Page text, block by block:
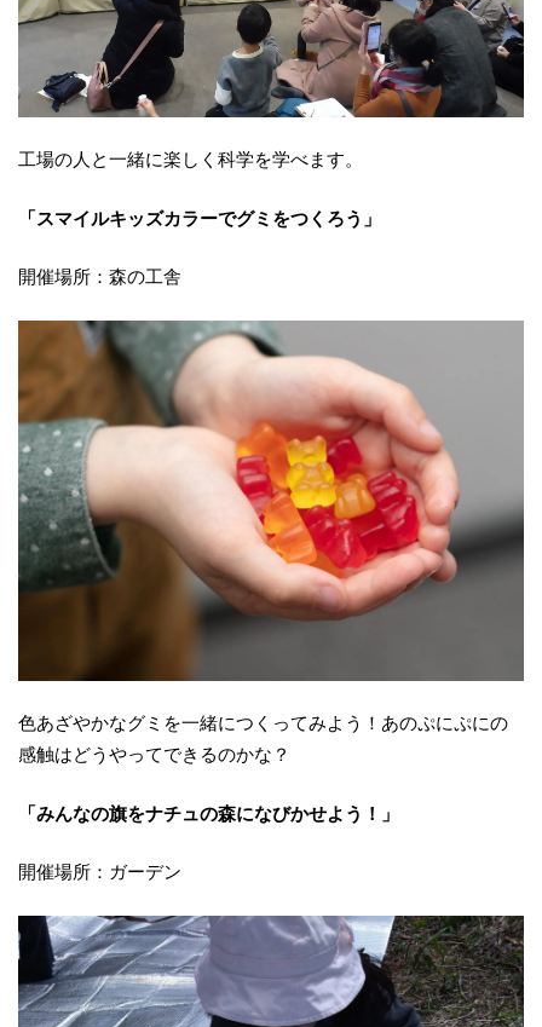
工場の人と一緒に楽しく科学を学べます。
「スマイルキッズカラーでグミをつくろう」
開催場所：森の工舎
色あざやかなグミを一緒につくってみよう！あのぷにぷにの
感触はどうやってできるのかな？
「みんなの旗をナチュの森になびかせよう！」
開催場所：ガーデン